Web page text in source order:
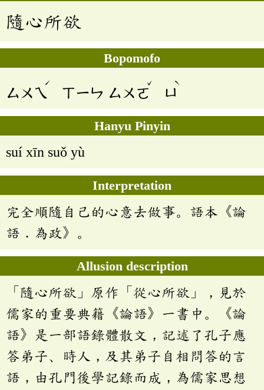
隨心所欲
Bopomofo
ㄙㄨㄟ
ˊ
ㄒㄧㄣ ㄙㄨㄛ
ˇ
ㄩ
ˋ
Hanyu Pinyin
suí xīn suǒ yù
Interpretation
完全順隨自己的心意去做事。語本《論
語．為政》。
Allusion description
「隨心所欲」原作「從心所欲」，見於
儒家的重要典籍《論語》一書中。《論
語》是一部語錄體散文，記述了孔子應
答弟子、時人，及其弟子自相問答的言
語，由孔門後學記錄而成，為儒家思想